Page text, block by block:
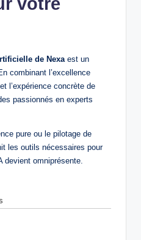
votre
de Nexaest un
combinant l’excellence
l’expérience concrète de
passionnés en experts
pure ou le pilotage de
les outils nécessaires pour
devient omniprésente.